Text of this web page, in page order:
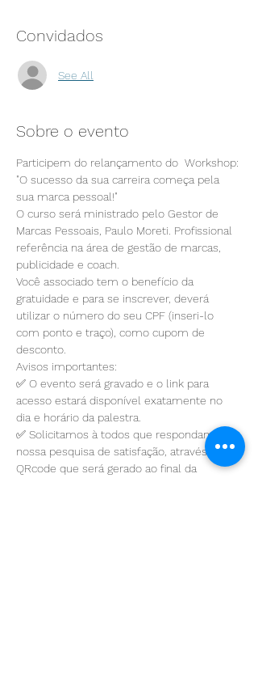
Convidados
See All
Sobre o evento
Participem do relançamento do  Workshop:
"O sucesso da sua carreira começa pela
sua marca pessoal!"
O curso será ministrado pelo Gestor de
Marcas Pessoais, Paulo Moreti. Profissional
referência na área de gestão de marcas,
publicidade e coach.
Você associado tem o benefício da
gratuidade e para se inscrever, deverá
utilizar o número do seu CPF (inseri-lo
com ponto e traço), como cupom de
desconto.
Avisos importantes:
✅ O evento será gravado e o link para
acesso estará disponível exatamente no
dia e horário da palestra.
✅ Solicitamos à todos que respondam
nossa pesquisa de satisfação, através do
QRcode que será gerado ao final da